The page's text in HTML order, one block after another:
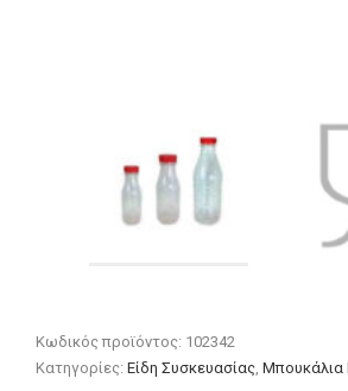
Κωδικός προϊόντος: 102342
Κατηγορίες:Είδη Συσκευασίας,Μπουκάλια